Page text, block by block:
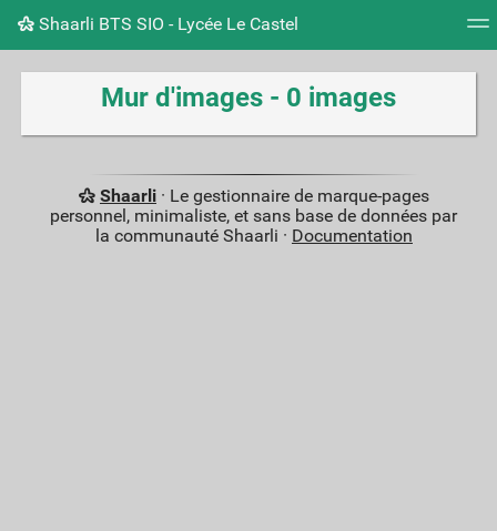
Shaarli BTS SIO - Lycée Le Castel
Nuage de tags Mur d'images Quotidien Flux
Mur d'images - 0 images
Shaarli· Le gestionnaire de marque-pages
personnel, minimaliste, et sans base de données par
la communauté Shaarli · Documentation